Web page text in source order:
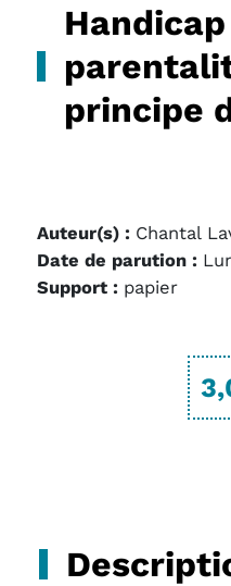
principe
Auteur(s) : Chantal
Date de parution :
Support : papier